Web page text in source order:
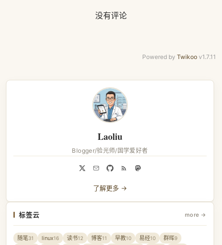
没有评论
Powered by Twikoo v1.7.11
Laoliu
Blogger/验光师/国学爱好者
了解更多 →
标签云 more →
随笔31 linux16 读书12 博客11 早教10 易经10 群晖9